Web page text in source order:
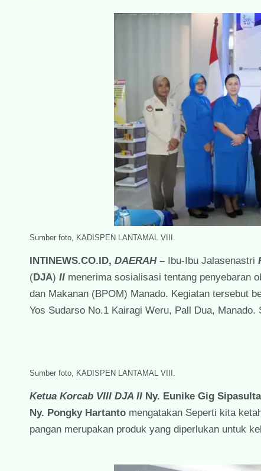
Sumber foto, KADISPEN LANTAMAL VIII.
INTINEWS.CO.ID, DAERAH– Ibu-Ibu Jalasenastri
(DJA) II menerima sosialisasi tentang penyebaran
dan Makanan (BPOM) Manado. Kegiatan tersebut
Yos Sudarso No.1 Kairagi Weru, Pall Dua, Manado.
Sumber foto, KADISPEN LANTAMAL VIII.
Ketua Korcab VIII DJA II Ny. Eunike Gig Sipasulta
Ny. Pongky Hartanto mengatakan Seperti kita
pangan merupakan produk yang diperlukan untuk